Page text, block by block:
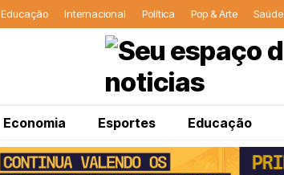
Educação Internacional Política Pop & Arte Saúde
Economia Esportes Educação